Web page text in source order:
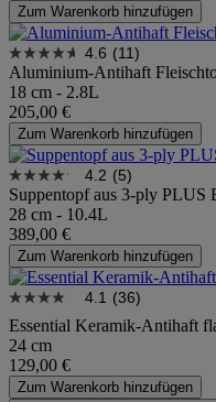
Zum Warenkorb hinzufügen
4.6 (11)
Aluminium-Antihaft
18 cm - 2.8L
205,00 €
Zum Warenkorb hinzufügen
4.2 (5)
Suppentopf aus 3-ply PLUS
28 cm - 10.4L
389,00 €
Zum Warenkorb hinzufügen
4.1 (36)
Essential Keramik-Antihaft
24 cm
129,00 €
Zum Warenkorb hinzufügen